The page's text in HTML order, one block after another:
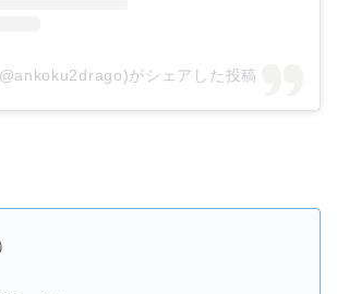
がシェアした投稿